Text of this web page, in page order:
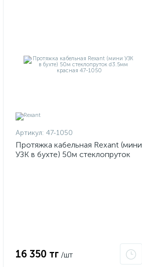
Артикул: 47-1050
Протяжка кабельная Rexant (мини
УЗК в бухте) 50м стеклопруток
16 350 тг /шт